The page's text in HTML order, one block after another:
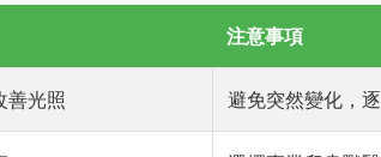
注意事項
善光照 避免突然變化，